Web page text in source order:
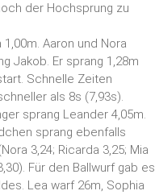
der Hochsprung zu
Aaron und Nora
Jakob. Er sprang 1,28m
Schnelle Zeiten
als 8s (7,93s).
sprang Leander 4,05m.
sprang ebenfalls
3,24; Ricarda 3,25; Mia
Für den Ballwurf gab es
Lea warf 26m, Sophia